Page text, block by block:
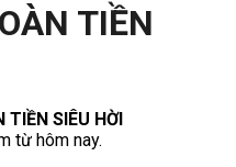
TIỀN
SIÊU HỜI
từ hôm nay.